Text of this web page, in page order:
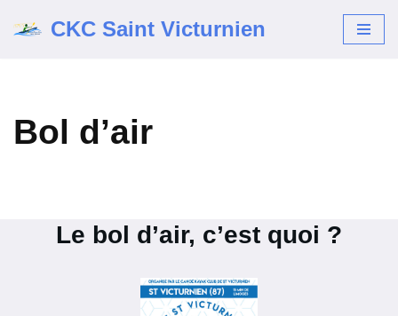
CKC Saint Victurnien
Bol d’air
Le bol d’air, c’est quoi ?